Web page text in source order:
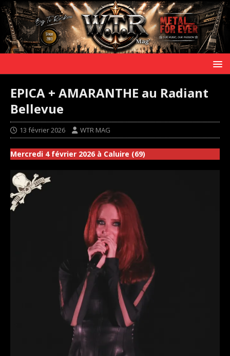
EPICA + AMARANTHE au Radiant
Bellevue
13 février 2026 WTR MAG
Mercredi 4 février 2026 à Caluire (69)